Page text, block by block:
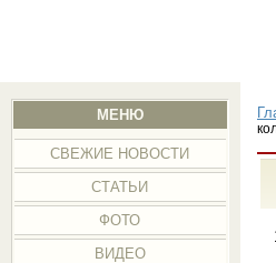
МЕНЮ
СВЕЖИЕ НОВОСТИ
СТАТЬИ
ФОТО
ВИДЕО